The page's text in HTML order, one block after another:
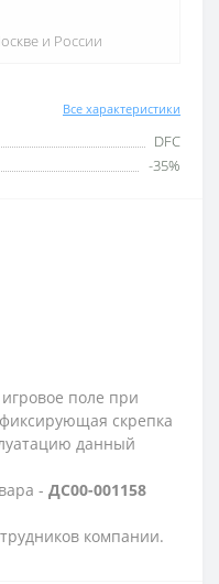
Все характеристики
DFC
-35%
и России
поле при
скрепка
данный
- ДС00-001158
компании.